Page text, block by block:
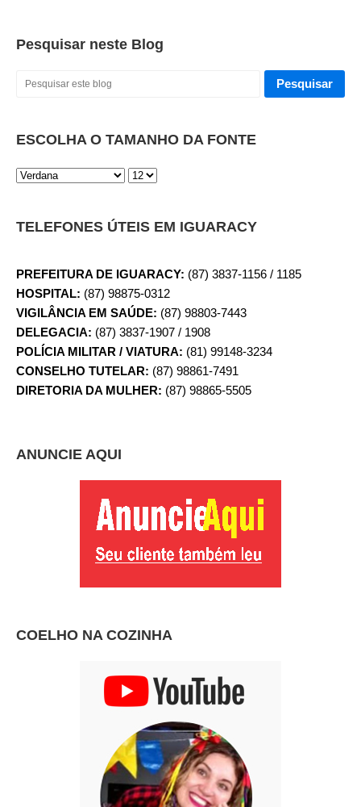
Pesquisar neste Blog
ESCOLHA O TAMANHO DA FONTE
TELEFONES ÚTEIS EM IGUARACY
PREFEITURA DE IGUARACY: (87) 3837-1156 / 1185
HOSPITAL: (87) 98875-0312
VIGILÂNCIA EM SAÚDE: (87) 98803-7443
DELEGACIA: (87) 3837-1907 / 1908
POLÍCIA MILITAR / VIATURA: (81) 99148-3234
CONSELHO TUTELAR: (87) 98861-7491
DIRETORIA DA MULHER: (87) 98865-5505
ANUNCIE AQUI
COELHO NA COZINHA